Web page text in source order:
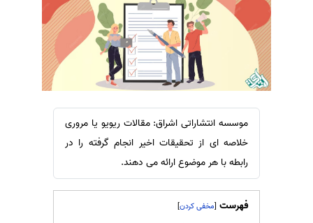
ترجمه عربی به فارسی
مشاهده همه زبان ها
سفارش ویرایش
سفارش پارافریز
سفارش فرمت‌بندی
سفارش کاهش کمیت
سفارش معرفی مجله
سفارش معرفی مقاله
سفارش معرفی کتاب
سفارش چکیده مبسوط
سفارش ترجمه مولتی‌مدیا
موسسه انتشاراتی اشراق: مقالات ریویو یا مروری
خلاصه ای از تحقیقات اخیر انجام گرفته را در
رابطه با هر موضوع ارائه می دهند.
فهرست [
]